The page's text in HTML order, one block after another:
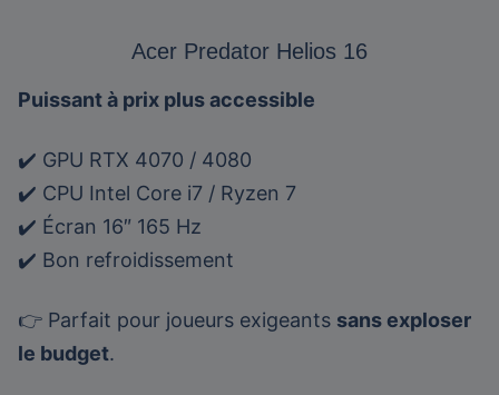
Acer Predator Helios 16
Puissant à prix plus accessible
✔️ GPU RTX 4070 / 4080
✔️ CPU Intel Core i7 / Ryzen 7
✔️ Écran 16″ 165 Hz
✔️ Bon refroidissement
👉 Parfait pour joueurs exigeants sans exploser
le budget.